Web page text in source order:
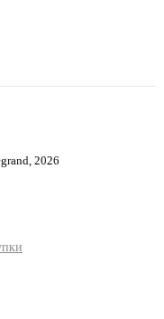
2026